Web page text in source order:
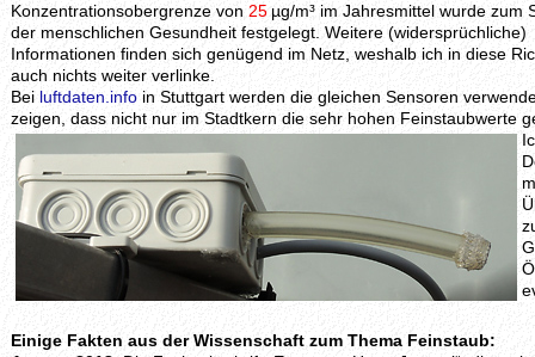
Konzentrationsobergrenze von 25µg/m³ im Jahresmittel wurde zum
der menschlichen Gesundheit festgelegt. Weitere (widersprüchliche)
Informationen finden sich genügend im Netz, weshalb ich in diese
auch nichts weiter verlinke.
Bei luftdaten.info in Stuttgart werden die gleichen Sensoren
zeigen, dass nicht nur im Stadtkern die sehr hohen Feinstaubwerte
Einige Fakten aus der Wissenschaft zum Thema Feinstaub: